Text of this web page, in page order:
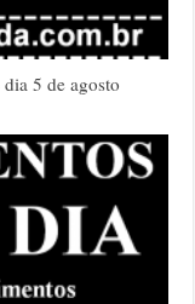
5 de agosto